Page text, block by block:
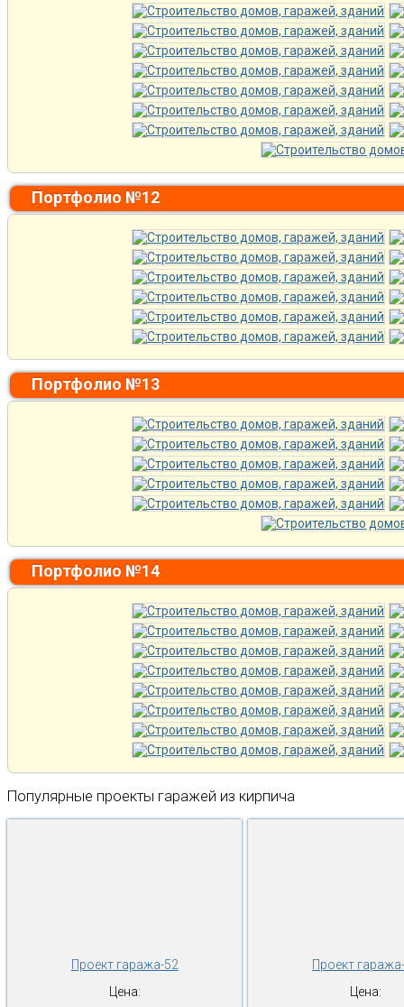
Портфолио №12
Портфолио №13
Портфолио №14
Популярные проекты гаражей из кирпича
Проект гаража-52
Цена:
Проект
Цена: